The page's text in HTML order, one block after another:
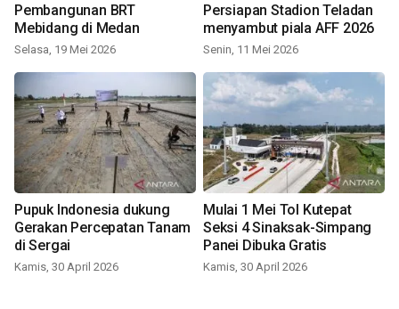
Pembangunan BRT
Mebidang di Medan
Selasa, 19 Mei 2026
Persiapan Stadion Teladan
menyambut piala AFF 2026
Senin, 11 Mei 2026
Pupuk Indonesia dukung
Gerakan Percepatan Tanam
di Sergai
Kamis, 30 April 2026
Mulai 1 Mei Tol Kutepat
Seksi 4 Sinaksak-Simpang
Panei Dibuka Gratis
Kamis, 30 April 2026